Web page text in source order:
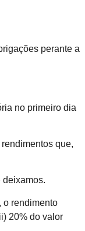
perante a
no primeiro dia
que,
deixamos.
o rendimento
20% do valor